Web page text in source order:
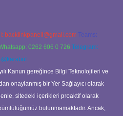
backlinkpaneli@gmail.com Teams:
0262 606 0 726 Telegram:
@karabul
Kanun gereğince Bilgi Teknolojileri ve
onaylanmış bir Yer Sağlayıcı olarak
sitedeki içerikleri proaktif olarak
bulunmamaktadır. Ancak,